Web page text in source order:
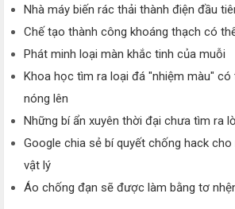
Nhà máy biến rác thải thành điện đầu
Chế tạo thành công khoáng thạch có
Phát minh loại màn khắc tinh của muỗi
Khoa học tìm ra loại đá "nhiệm màu"
nóng lên
Những bí ẩn xuyên thời đại chưa tìm ra
Google chia sẻ bí quyết chống hack cho
vật lý
Áo chống đạn sẽ được làm bằng tơ